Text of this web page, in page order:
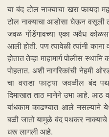
या बंद टोल नाक्याचा खरा फायदा
टोल नाक्याचा आडोसा घेऊन वसूली ला
जवळ गोंडेंगावच्या एका अवैध
आली होती. पण त्यावेळी त्यांनी काना
होतात तेव्हा माहामार्ग पोलीस
पोहतात. अशी नागरिकांची नेहमी
चा वराडा फाट्या जवळील बंद
दिमाखात ताठ मानेने उभा आहे. आठ
बांधकाम काढण्यात आले नसल्याने येथे
बळी जातो यामुळे बंद पथकर नाक्याचे
धरू लागली आहे.